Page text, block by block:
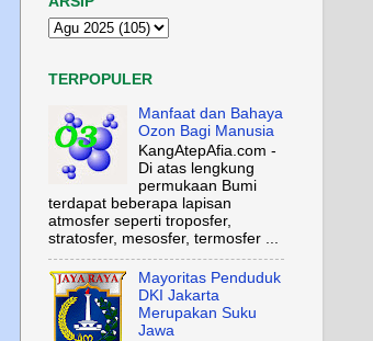
TERPOPULER
Manfaat dan Bahaya
Ozon Bagi Manusia
KangAtepAfia.com -
Di atas lengkung
permukaan Bumi
terdapat beberapa lapisan
atmosfer seperti troposfer,
stratosfer, mesosfer, termosfer ...
Mayoritas Penduduk
DKI Jakarta
Merupakan Suku
Jawa